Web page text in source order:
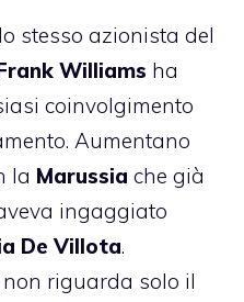
stesso azionista del
Williams ha
coinvolgimento
Aumentano
la Marussia che già
ingaggiato
De Villota.
non riguarda solo il